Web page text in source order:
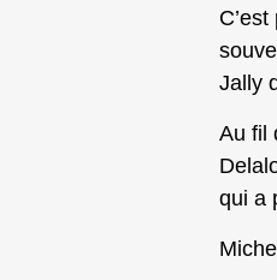
Jally
Au fil
qui a